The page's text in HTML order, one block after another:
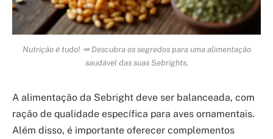
Nutrição é tudo! 🥕 Descubra os segredos para uma alimentação
saudável das suas Sebrights.
A alimentação da Sebright deve ser balanceada, com
ração de qualidade específica para aves ornamentais.
Além disso, é importante oferecer complementos